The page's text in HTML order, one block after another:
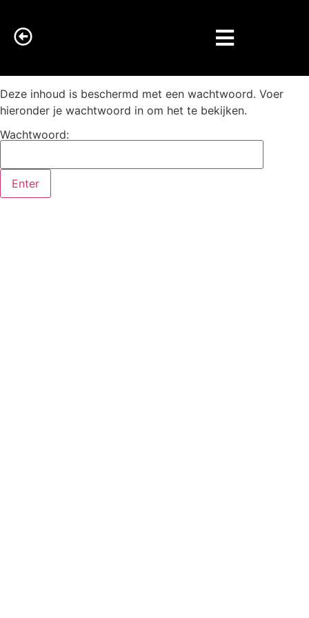
Deze inhoud is beschermd met een wachtwoord. Voer
hieronder je wachtwoord in om het te bekijken.
Wachtwoord: